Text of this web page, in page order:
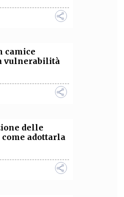
camice
vulnerabilità
delle
adottarla